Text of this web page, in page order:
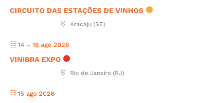
CIRCUITO DAS ESTAÇÕES DE VINHOS
Aracaju (SE)
14 – 16 ago 2026
VINIBRA EXPO
Rio de Janeiro (RJ)
15 ago 2026